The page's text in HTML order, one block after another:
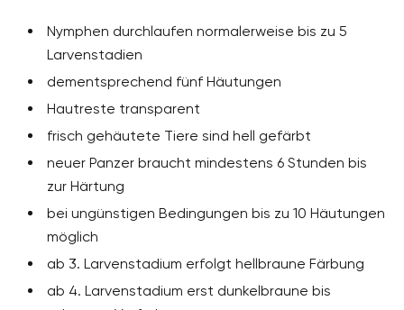
Nymphen durchlaufen normalerweise bis zu 5
Larvenstadien
dementsprechend fünf Häutungen
Hautreste transparent
frisch gehäutete Tiere sind hell gefärbt
neuer Panzer braucht mindestens 6 Stunden bis
zur Härtung
bei ungünstigen Bedingungen bis zu 10 Häutungen
möglich
ab 3. Larvenstadium erfolgt hellbraune Färbung
ab 4. Larvenstadium erst dunkelbraune bis